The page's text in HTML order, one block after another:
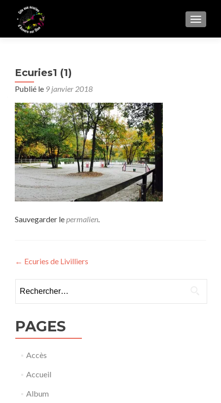
Ecuries1 (1)
Publié le 9 janvier 2018
Sauvegarder lepermalien.
Navigation
de
l’article
← Ecuries de Livilliers
PAGES
Accès
Accueil
Album